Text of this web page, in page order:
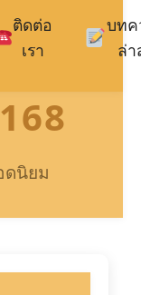
ติดต่อ
เรา
บทค
ล่
ดนิยม